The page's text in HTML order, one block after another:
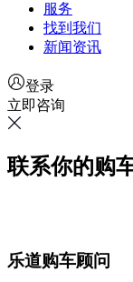
服务
找到我们
新闻资讯
登录
立即咨询
联系你的购
乐道购车顾问